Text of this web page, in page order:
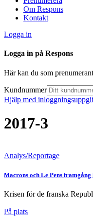
Om Respons
Kontakt
Logga in
Logga in på Respons
Här kan du som
Kundnummer
Hjälp med
2017-3
Analys/Reportage
Macrons och Le Pens
Krisen för de franska
På plats